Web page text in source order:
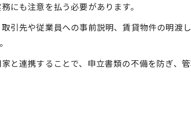
にも注意を払う必要があります。
引先や従業員への事前説明、賃貸物件の明渡
と連携することで、申立書類の不備を防ぎ、